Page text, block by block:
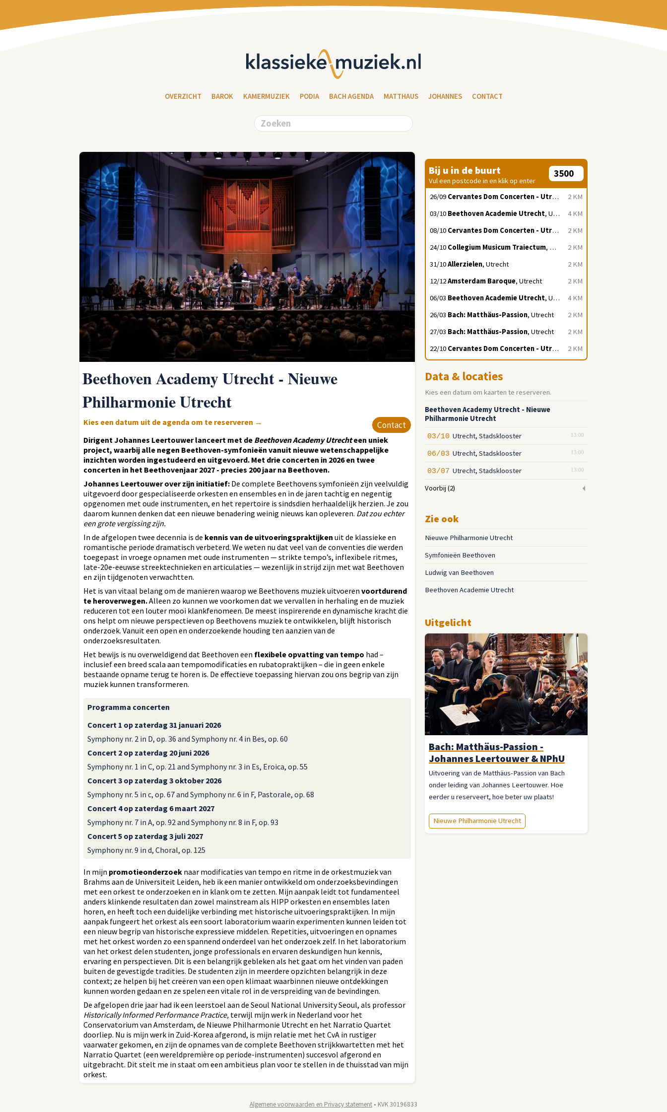
OVERZICHT BAROK KAMERMUZIEK PODIA BACH AGENDA MATTHAUS JOHANNES CONTACT
Beethoven Academy Utrecht - Nieuwe
Philharmonie Utrecht
Contact
Kies een datum uit de agenda om te reserveren →
Dirigent Johannes Leertouwer lanceert met de Beethoven Academy Utrechteen uniek
project, waarbij alle negen Beethoven-symfonieën vanuit nieuwe wetenschappelijke
inzichten worden ingestudeerd en uitgevoerd. Met drie concerten in 2026 en twee
concerten in het Beethovenjaar 2027 - precies 200 jaar na Beethoven.
Johannes Leertouwer over zijn initiatief: De complete Beethovens symfonieën zijn veelvuldig
uitgevoerd door gespecialiseerde orkesten en ensembles en in de jaren tachtig en negentig
opgenomen met oude instrumenten, en het repertoire is sindsdien herhaaldelijk herzien. Je zou
daarom kunnen denken dat een nieuwe benadering weinig nieuws kan opleveren. Dat zou echter
een grote vergissing zijn.
In de afgelopen twee decennia is de kennis van de uitvoeringspraktijken uit de klassieke en
romantische periode dramatisch verbeterd. We weten nu dat veel van de conventies die werden
toegepast in vroege opnamen met oude instrumenten — strikte tempo’s, inflexibele ritmes,
late-20e-eeuwse streektechnieken en articulaties — wezenlijk in strijd zijn met wat Beethoven
en zijn tijdgenoten verwachtten.
Het is van vitaal belang om de manieren waarop we Beethovens muziek uitvoeren voortdurend
te heroverwegen.Alleen zo kunnen we voorkomen dat we vervallen in herhaling en de muziek
reduceren tot een louter mooi klankfenomeen. De meest inspirerende en dynamische kracht die
ons helpt om nieuwe perspectieven op Beethovens muziek te ontwikkelen, blijft historisch
onderzoek. Vanuit een open en onderzoekende houding ten aanzien van de
onderzoeksresultaten.
Het bewijs is nu overweldigend dat Beethoven een flexibele opvatting van tempo had –
inclusief een breed scala aan tempomodificaties en rubatopraktijken – die in geen enkele
bestaande opname terug te horen is. De effectieve toepassing hiervan zou ons begrip van zijn
muziek kunnen transformeren.
Programma concerten
Concert 1 op zaterdag 31 januari 2026
Symphony nr. 2 in D, op. 36 and Symphony nr. 4 in Bes, op. 60
Concert 2 op zaterdag 20 juni 2026
Symphony nr. 1 in C, op. 21 and Symphony nr. 3 in Es, Eroica, op. 55
Concert 3 op zaterdag 3 oktober 2026
Symphony nr. 5 in c, op. 67 and Symphony nr. 6 in F, Pastorale, op. 68
Concert 4 op zaterdag 6 maart 2027
Symphony nr. 7 in A, op. 92 and Symphony nr. 8 in F, op. 93
Concert 5 op zaterdag 3 juli 2027
Symphony nr. 9 in d, Choral, op. 125
In mijn promotieonderzoek naar modificaties van tempo en ritme in de orkestmuziek van
Brahms aan de Universiteit Leiden, heb ik een manier ontwikkeld om onderzoeksbevindingen
met een orkest te onderzoeken en in klank om te zetten. Mijn aanpak leidt tot fundamenteel
anders klinkende resultaten dan zowel mainstream als HIPP orkesten en ensembles laten
horen, en heeft toch een duidelijke verbinding met historische uitvoeringspraktijken. In mijn
aanpak fungeert het orkest als een soort laboratorium waarin experimenten kunnen leiden tot
een nieuw begrip van historische expressieve middelen. Repetities, uitvoeringen en opnames
met het orkest worden zo een spannend onderdeel van het onderzoek zelf. In het laboratorium
van het orkest delen studenten, jonge professionals en ervaren deskundigen hun kennis,
ervaring en perspectieven. Dit is een belangrijk gebleken als het gaat om het vinden van paden
buiten de gevestigde tradities. De studenten zijn in meerdere opzichten belangrijk in deze
context; ze helpen bij het creëren van een open klimaat waarbinnen nieuwe ontdekkingen
kunnen worden gedaan en ze spelen een vitale rol in de verspreiding van de bevindingen.
De afgelopen drie jaar had ik een leerstoel aan de Seoul National University Seoul, als professor
Historically Informed Performance Practice, terwijl mijn werk in Nederland voor het
Conservatorium van Amsterdam, de Nieuwe Philharmonie Utrecht en het Narratio Quartet
doorliep. Nu is mijn werk in Zuid-Korea afgerond, is mijn relatie met het CvA in rustiger
vaarwater gekomen, en zijn de opnames van de complete Beethoven strijkkwartetten met het
Narratio Quartet (een wereldpremière op periode-instrumenten) succesvol afgerond en
uitgebracht. Dit stelt me in staat om een ambitieus plan voor te stellen in de thuisstad van mijn
orkest.
Bij u in de buurt
Vul een postcode in en klik op enter
2 KM
26/09 Cervantes Dom Concerten - Utrecht
, Utrecht
4 KM
03/10 Beethoven Academie Utrecht, Utrecht
2 KM
08/10 Cervantes Dom Concerten - Utrecht
, Utrecht
2 KM
24/10 Collegium Musicum Traiectum, Utrecht
2 KM
31/10Allerzielen, Utrecht
2 KM
12/12Amsterdam Baroque, Utrecht
4 KM
06/03 Beethoven Academie Utrecht, Utrecht
2 KM
26/03 Bach: Matthäus-Passion, Utrecht
2 KM
27/03 Bach: Matthäus-Passion, Utrecht
2 KM
22/10 Cervantes Dom Concerten - Utrecht , Utrecht
Data & locaties
Kies een datum om kaarten te reserveren.
Beethoven Academy Utrecht - Nieuwe
Philharmonie Utrecht
13:00
03/10 Utrecht, Stadsklooster
13:00
06/03 Utrecht, Stadsklooster
13:00
03/07 Utrecht, Stadsklooster
Voorbij (2)
Zie ook
Nieuwe Philharmonie Utrecht
Symfonieën Beethoven
Ludwig van Beethoven
Beethoven Academie Utrecht
Uitgelicht
Bach: Matthäus-Passion -
Johannes Leertouwer & NPhU
Uitvoering van de Matthäus-Passion van Bach
onder leiding van Johannes Leertouwer. Hoe
eerder u reserveert, hoe beter uw plaats!
Nieuwe Philharmonie Utrecht
Algemene voorwaarden en Privacy statement • KVK 30196833